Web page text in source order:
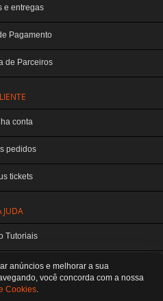
e entregas
Pagamento
de Parceiros
conta
pedidos
tickets
Tutoriais
do Produto
Conosco
PRODUTOS DE INFORMATICA LTDA
0001-18 | Curitiba-PR
se aplicam.
8:30 às 12H / 13H às 18H
TEMOS ATENDIMENTO LOCAL
de cookies
anúncios e melhorar a sua
você concorda com a nossa
Cookies.